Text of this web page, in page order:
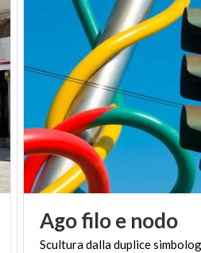
Milano è la casa in Italia e nel
forme sinuose anche al
presente nello stemma della
strettamente connessa a
quale uno spazio difficile, di
colorata identità.
Agofiloe nodo
Scultura dalla duplice